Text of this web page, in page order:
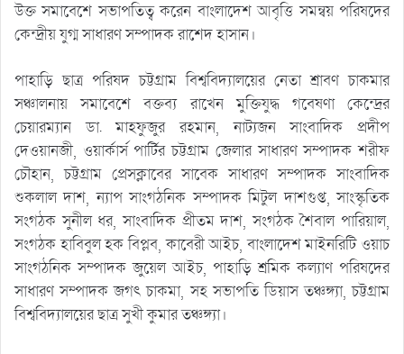
উক্ত সমাবেশে সভাপতিত্ব করেন বাংলাদেশ আবৃত্তি সমন্বয় পরিষদের
কেন্দ্রীয় যুগ্ম সাধারণ সম্পাদক রাশেদ হাসান।
পাহাড়ি ছাত্র পরিষদ চট্টগ্রাম বিশ্ববিদ্যালয়ের নেতা শ্রাবণ চাকমার
সঞ্চালনায় সমাবেশে বক্তব্য রাখেন মুক্তিযুদ্ধ গবেষণা কেন্দ্রের
চেয়ারম্যান ডা. মাহফুজুর রহমান, নাট্যজন সাংবাদিক প্রদীপ
দেওয়ানজী, ওয়ার্কার্স পার্টির চট্টগ্রাম জেলার সাধারণ সম্পাদক শরীফ
চৌহান, চট্টগ্রাম প্রেসক্লাবের সাবেক সাধারণ সম্পাদক সাংবাদিক
শুকলাল দাশ, ন্যাপ সাংগঠনিক সম্পাদক মিটুল দাশগুপ্ত, সাংস্কৃতিক
সংগঠক সুনীল ধর, সাংবাদিক প্রীতম দাশ, সংগঠক শৈবাল পারিয়াল,
সংগঠক হাবিবুল হক বিপ্লব, কাবেরী আইচ, বাংলাদেশ মাইনরিটি ওয়াচ
সাংগঠনিক সম্পাদক জুয়েল আইচ, পাহাড়ি শ্রমিক কল্যাণ পরিষদের
সাধারণ সম্পাদক জগৎ চাকমা, সহ সভাপতি ডিয়াস তঞ্চঙ্গ্যা, চট্টগ্রাম
বিশ্ববিদ্যালয়ের ছাত্র সুখী কুমার তঞ্চঙ্গ্যা।